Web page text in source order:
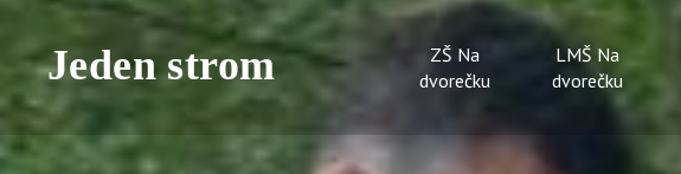
ZŠ Na
dvorečku
LMŠ Na
dvorečku